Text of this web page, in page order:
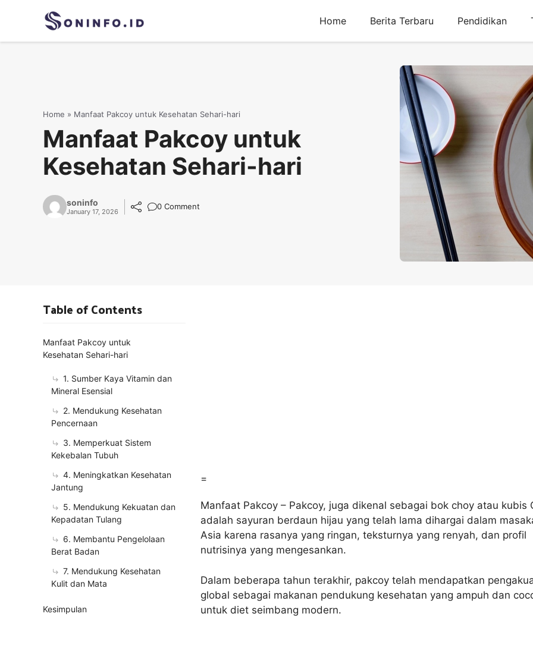
Home Berita Terbaru Pendidikan
Home » Manfaat Pakcoy untuk Kesehatan Sehari-hari
Manfaat Pakcoy untuk
Kesehatan Sehari-hari
soninfo
January 17, 2026
0 Comment
=
Manfaat Pakcoy – Pakcoy, juga dikenal sebagai bok choy atau kubis
adalah sayuran berdaun hijau yang telah lama dihargai dalam
Asia karena rasanya yang ringan, teksturnya yang renyah, dan profil
nutrisinya yang mengesankan.
Dalam beberapa tahun terakhir, pakcoy telah mendapatkan
global sebagai makanan pendukung kesehatan yang ampuh dan
untuk diet seimbang modern.
Table of Contents
Manfaat Pakcoy untuk
Kesehatan Sehari-hari
1. Sumber Kaya Vitamin dan
Mineral Esensial
2. Mendukung Kesehatan
Pencernaan
3. Memperkuat Sistem
Kekebalan Tubuh
4. Meningkatkan Kesehatan
Jantung
5. Mendukung Kekuatan dan
Kepadatan Tulang
6. Membantu Pengelolaan
Berat Badan
7. Mendukung Kesehatan
Kulit dan Mata
Kesimpulan